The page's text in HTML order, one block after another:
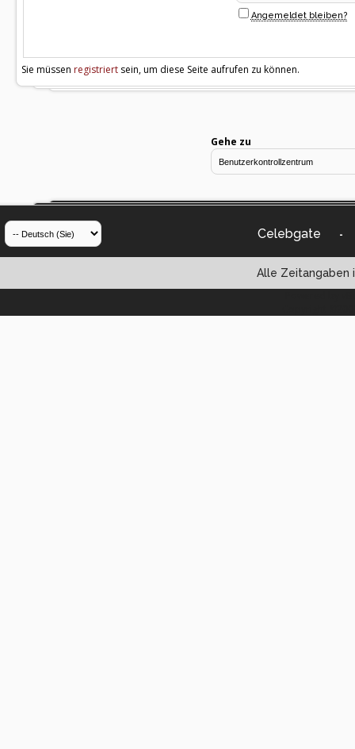
Angemeldet bleiben?
Sie müssen registriert sein, um diese Seite aufrufen zu können.
Gehe zu
Celebgate -
Alle Zeitangaben